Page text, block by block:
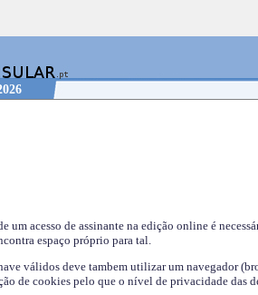
um acesso de assinante na edição online é
espaço próprio para tal.
válidos deve tambem utilizar um navegador
de cookies pelo que o nível de privacidade das